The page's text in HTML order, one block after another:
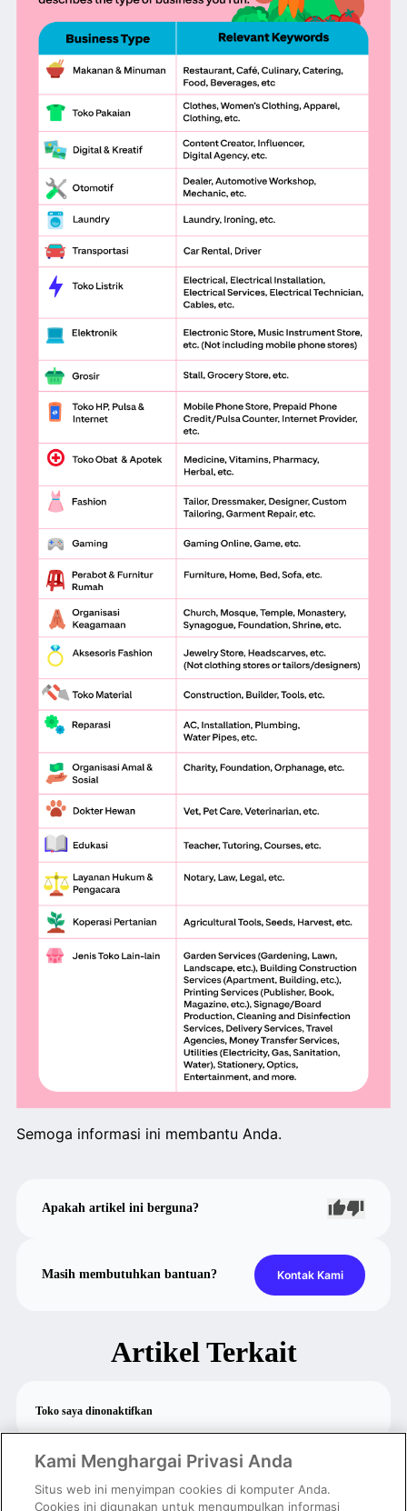
Semoga informasi ini membantu Anda.
Apakah artikel ini berguna?
Masih membutuhkan bantuan? Kontak Kami
Artikel Terkait
Toko saya dinonaktifkan
Cara melihat daftar & detail toko
Kami Menghargai Privasi Anda
Situs web ini menyimpan cookies di komputer Anda.
Cookies ini digunakan untuk mengumpulkan informasi